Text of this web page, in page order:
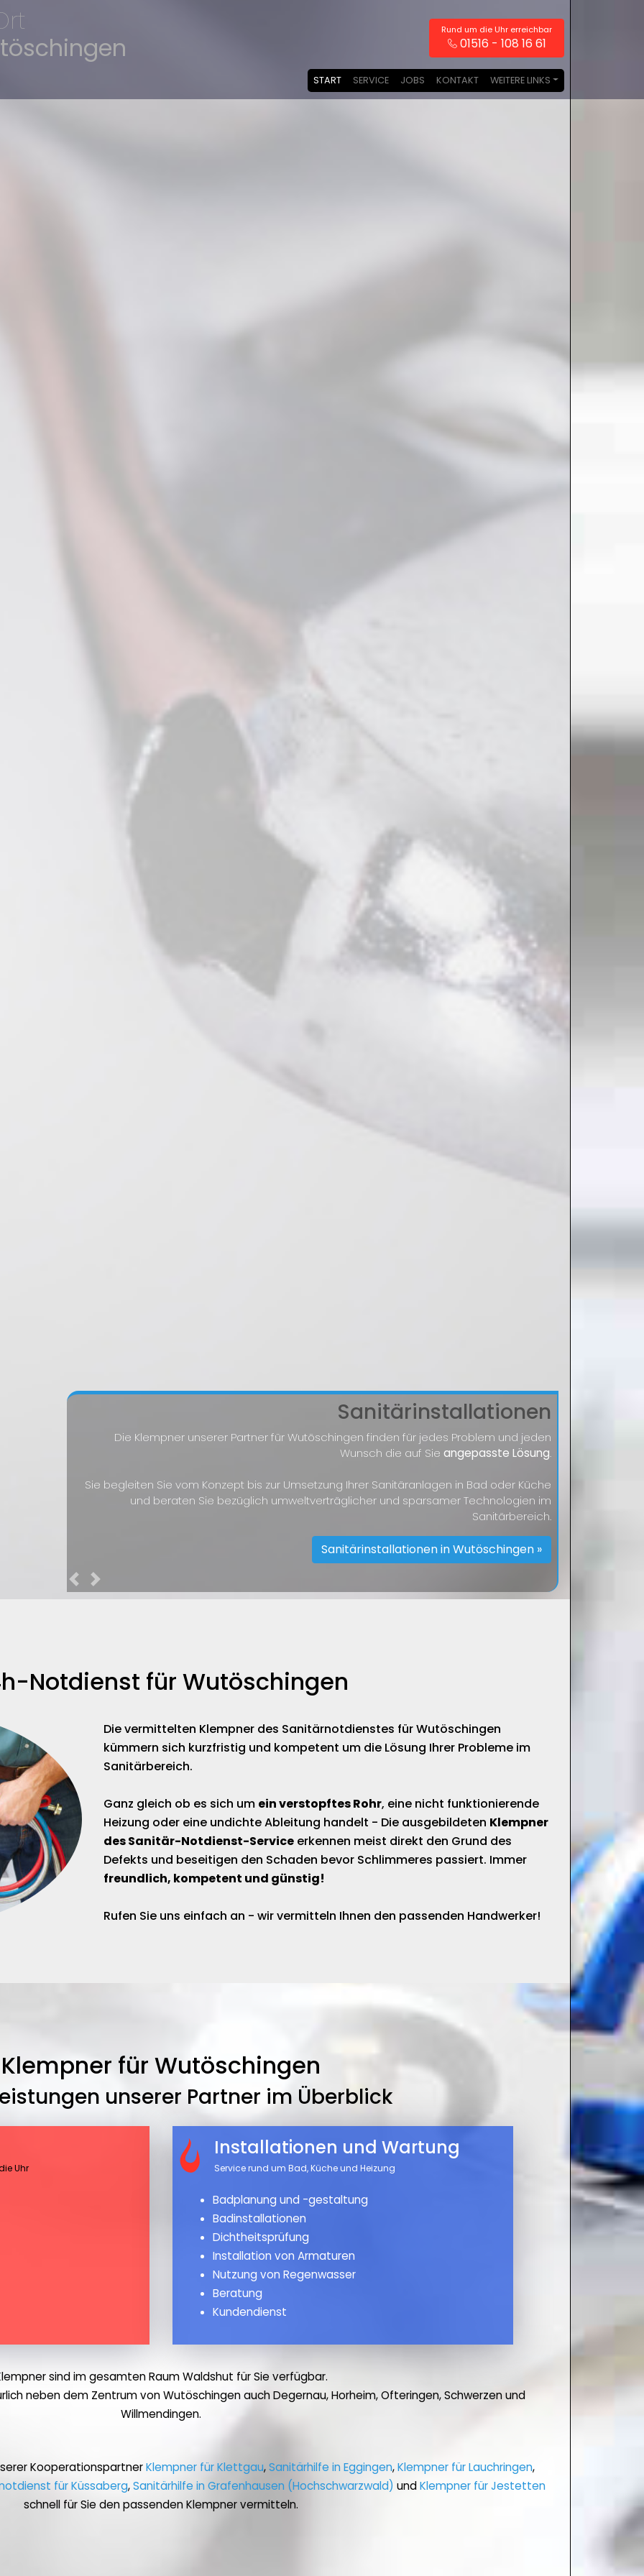
Rund um die Uhr erreichbar
01516 - 108 16 61
START SERVICE JOBS KONTAKT WEITERE LINKS
Sanitärinstallationen
Die Klempner unserer Partner für Wutöschingen finden für jedes Problem und jeden
Wunsch die auf Sieangepasste Lösung.
Sie begleiten Sie vom Konzept bis zur Umsetzung Ihrer Sanitäranlagen in Bad oder Küche
und beraten Sie bezüglich umweltverträglicher und sparsamer Technologien im
Sanitärbereich.
Sanitärinstallationen in Wutöschingen »
Previous
Notdienst für Wutöschingen
Die vermittelten Klempner des Sanitärnotdienstes für Wutöschingen
kümmern sich kurzfristig und kompetent um die Lösung Ihrer Probleme im
Sanitärbereich.
Ganz gleich ob es sich um ein verstopftes Rohr, eine nicht funktionierende
Heizung oder eine undichte Ableitung handelt - Die ausgebildeten Klempner
des Sanitär-Notdienst-Service erkennen meist direkt den Grund des
Defekts und beseitigen den Schaden bevor Schlimmeres passiert. Immer
freundlich, kompetent und günstig!
Rufen Sie uns einfach an - wir vermitteln Ihnen den passenden Handwerker!
Klempner für Wutöschingen
unserer Partner im Überblick
Uhr
Installationen und Wartung
Service rund um Bad, Küche und Heizung
Badplanung und -gestaltung
Badinstallationen
Dichtheitsprüfung
Installation von Armaturen
Nutzung von Regenwasser
Beratung
Kundendienst
sind im gesamten Raum Waldshut für Sie verfügbar.
neben dem Zentrum von Wutöschingen auch Degernau, Horheim, Ofteringen, Schwerzen und
Willmendingen.
KooperationspartnerKlempner für Klettgau,Sanitärhilfe in Eggingen,Klempner für Lauchringen,
für Küssaberg,Sanitärhilfe in Grafenhausen (Hochschwarzwald) undKlempner für Jestetten
schnell für Sie den passenden Klempner vermitteln.